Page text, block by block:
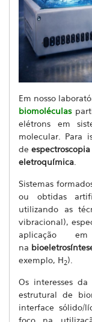
Em nosso
biomoléculas
elétrons em
molecular. Para
de espectroscopia
eletroquímica
Sistemas
ou obtidas
utilizando as
vibracional),
aplicação
na
exemplo, H2).
Os interesses
estrutural de
interface sólido/